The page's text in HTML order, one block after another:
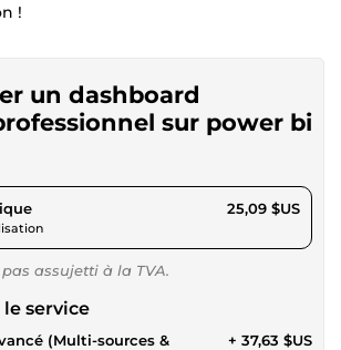
!
un dashboard
sur power bi
pour 23,12 $US 25,09 $US
pas assujetti à la TVA.
service
(Multi-sources &
+ 37,63 $US